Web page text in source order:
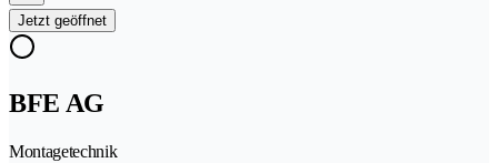
Jetzt geöffnet
BFE AG
Montagetechnik